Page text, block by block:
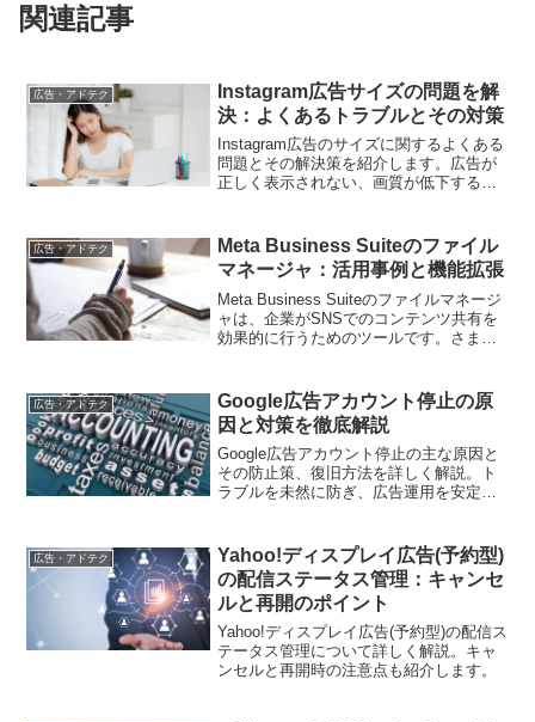
関連記事
広告・アドテク
Instagram広告サイズの問題を解
決：よくあるトラブルとその対策
Instagram広告のサイズに関するよくある
問題とその解決策を紹介します。広告が
正しく表示されない、画質が低下するな
広告・アドテク
Meta Business Suiteのファイル
マネージャ：活用事例と機能拡張
Meta Business Suiteのファイルマネージ
ャは、企業がSNSでのコンテンツ共有を
効果的に行うためのツールです。さまざ
テンツを効果的に配信できます。
広告・アドテク
Google広告アカウント停止の原
因と対策を徹底解説
Google広告アカウント停止の主な原因と
その防止策、復旧方法を詳しく解説。ト
ラブルを未然に防ぎ、広告運用を安定さ
広告・アドテク
Yahoo!ディスプレイ広告(予約型)
の配信ステータス管理：キャンセ
ルと再開のポイント
Yahoo!ディスプレイ広告(予約型)の配信ス
テータス管理について詳しく解説。キャ
ンセルと再開時の注意点も紹介します。